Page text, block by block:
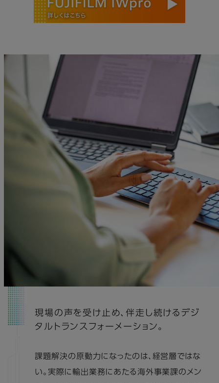
現場の声を受け止め、伴走し続けるデジ
タルトランスフォーメーション。
課題解決の原動力になったのは、経営層ではな
い。実際に輸出業務にあたる海外事業課のメン